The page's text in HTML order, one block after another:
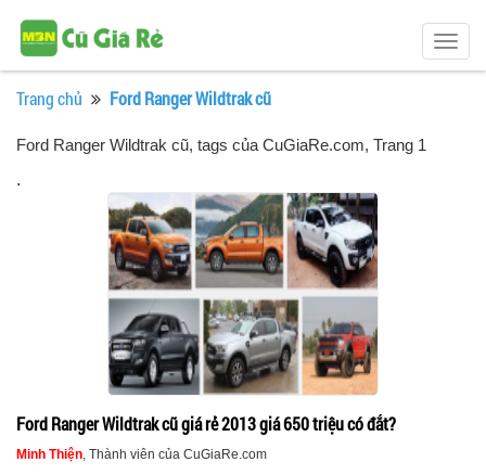
Trang chủ Ford Ranger Wildtrak cũ
Ford Ranger Wildtrak cũ, tags của CuGiaRe.com, Trang 1
.
Ford Ranger Wildtrak cũ giá rẻ 2013 giá 650 triệu có đắt?
Minh Thiện, Thành viên của CuGiaRe.com